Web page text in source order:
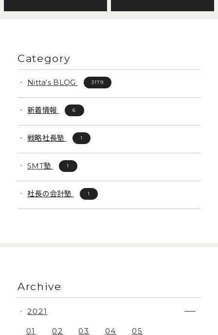
Category
Nitta's BLOG 3179
新着情報 6
戦略社長塾 1
SMT塾 1
社長の会計塾 1
Archive
・ 2021
01 02 03 04 05